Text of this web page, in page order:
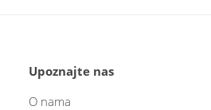
Upoznajte nas
O nama